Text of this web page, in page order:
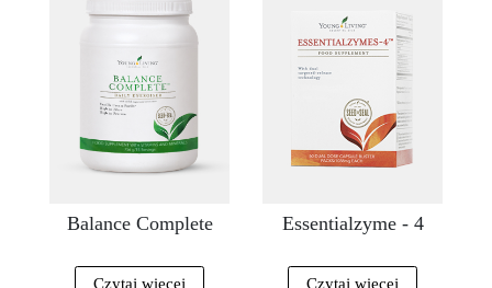
Balance Complete
Czytaj więcej
Essentialzyme - 4
Czytaj więcej